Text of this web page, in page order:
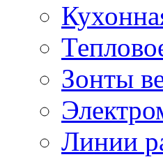
Зонты
Линии